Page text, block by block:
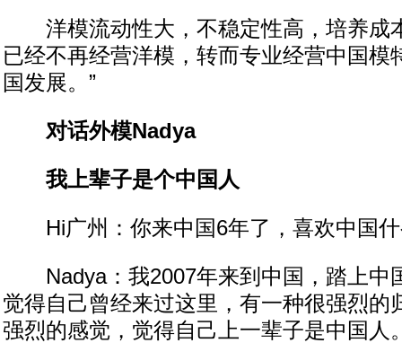
洋模流动性大，不稳定性高，培养成
已经不再经营洋模，转而专业经营中国模
国发展。”
对话外模Nadya
我上辈子是个中国人
Hi广州：你来中国6年了，喜欢中国什
Nadya：我2007年来到中国，踏上中
觉得自己曾经来过这里，有一种很强烈的
强烈的感觉，觉得自己上一辈子是中国人